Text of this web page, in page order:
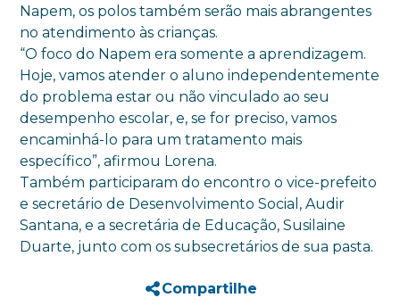
Napem, os polos também serão mais abrangentes
no atendimento às crianças.
“O foco do Napem era somente a aprendizagem.
Hoje, vamos atender o aluno independentemente
do problema estar ou não vinculado ao seu
desempenho escolar, e, se for preciso, vamos
encaminhá-lo para um tratamento mais
específico”, afirmou Lorena.
Também participaram do encontro o vice-prefeito
e secretário de Desenvolvimento Social, Audir
Santana, e a secretária de Educação, Susilaine
Duarte, junto com os subsecretários de sua pasta.
Compartilhe